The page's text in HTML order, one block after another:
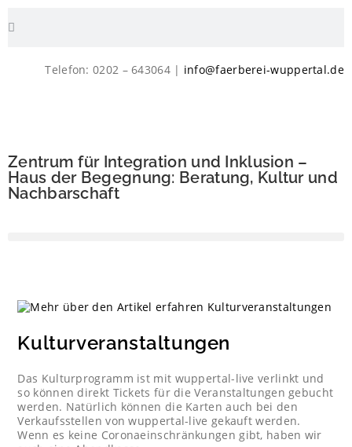
Telefon: 0202 – 643064 | info@faerberei-wuppertal.de
Zentrum für Integration und Inklusion –
Haus der Begegnung: Beratung, Kultur und
Nachbarschaft
Kulturveranstaltungen
Das Kulturprogramm ist mit wuppertal-live verlinkt und
so können direkt Tickets für die Veranstaltungen gebucht
werden. Natürlich können die Karten auch bei den
Verkaufsstellen von wuppertal-live gekauft werden.
Wenn es keine Coronaeinschränkungen gibt, haben wir